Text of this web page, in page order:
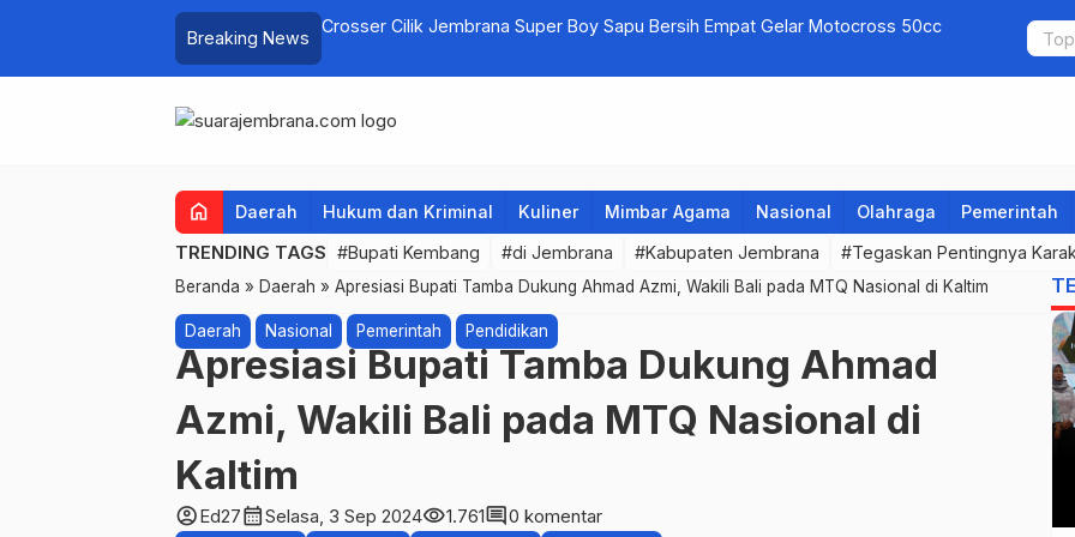
Breaking News
Crosser Cilik Jembrana Super Boy Sapu Bersih Empat Gelar Motocross 50cc Jembrana
home Daerah Hukum dan Kriminal Kuliner Mimbar Agama Nasional Olahraga Pemerintah
TRENDING TAGS #Bupati Kembang #di Jembrana #Kabupaten Jembrana #Tegaskan Pentingnya
Beranda » Daerah » Apresiasi Bupati Tamba Dukung Ahmad Azmi, Wakili Bali pada MTQ Nasional di Kaltim
Daerah Nasional Pemerintah Pendidikan
Apresiasi Bupati Tamba Dukung Ahmad
Azmi, Wakili Bali pada MTQ Nasional di
Kaltim
account_circleEd27calendar_monthSelasa, 3 Sep 2024visibility1.761comment0 komentar